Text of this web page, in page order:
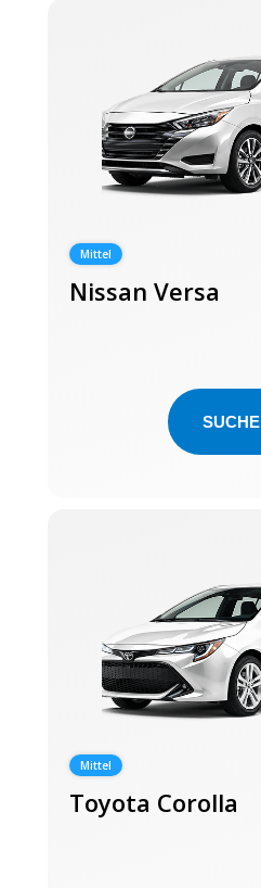
Mittel
Nissan Versa
SUCHE
Mittel
Toyota Corolla